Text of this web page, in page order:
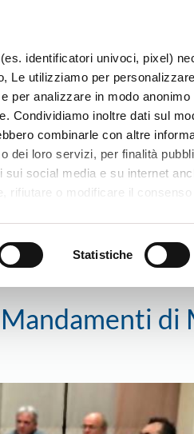
identificatori univoci, pixel)
Le utilizziamo per
per analizzare in modo
Condividiamo inoltre dati sul
combinarle con altre
dei loro servizi, per finalità
social media e su internet
rifiutare o modificare il consenso
con i terzi partner
Statistiche
SISTEMI E MESTIERI
di